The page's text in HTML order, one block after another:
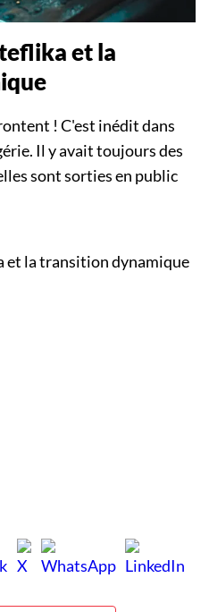
et la
! C'est inédit dans
Il y avait toujours des
sont sorties en public